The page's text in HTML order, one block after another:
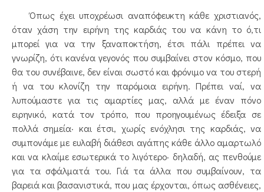
Όπως έχει υποχρέωσι αναπόφευκτη κάθε χριστιανός,
όταν χάση την ειρήνη της καρδιάς του να κάνη το ό,τι
μπορεί για να την ξαναποκτήση, έτσι πάλι πρέπει να
γνωρίζη, ότι κανένα γεγονός που συμβαίνει στον κόσμο, που
θα του συνέβαινε, δεν είναι σωστό και φρόνιμο να του στερή
ή να του κλονίζη την παρόμοια ειρήνη. Πρέπει ναί, να
λυπούμαστε για τις αμαρτίες μας, αλλά με έναν πόνο
ειρηνικό, κατά τον τρόπο, που προηγουμένως έδειξα σε
πολλά σημεία· και έτσι, χωρίς ενόχλησι της καρδιάς, να
συμπονάμε με ευλαβή διάθεσι αγάπης κάθε άλλο αμαρτωλό
και να κλαίμε εσωτερικά το λιγότερο· δηλαδή, ας πενθούμε
για τα σφάλματά του. Γιά τα άλλα που συμβαίνουν, τα
βαρειά και βασανιστικά, που μας έρχονται, όπως ασθένειες,